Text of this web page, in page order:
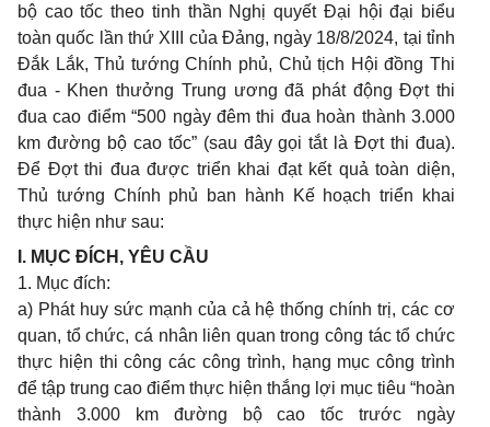
bộ cao tốc theo tinh thần Nghị quyết Đại hội đại biểu
toàn quốc lần thứ XIII của Đảng, ngày 18/8/2024, tại tỉnh
Đắk Lắk, Thủ tướng Chính phủ, Chủ tịch Hội đồng Thi
đua - Khen thưởng Trung ương đã phát động Đợt thi
đua cao điểm “500 ngày đêm thi đua hoàn thành 3.000
km đường bộ cao tốc” (sau đây gọi tắt là Đợt thi đua).
Để Đợt thi đua được triển khai đạt kết quả toàn diện,
Thủ tướng Chính phủ ban hành Kế hoạch triển khai
thực hiện như sau:
I. MỤC ĐÍCH, YÊU CẦU
1. Mục đích:
a) Phát huy sức mạnh của cả hệ thống chính trị, các cơ
quan, tổ chức, cá nhân liên quan trong công tác tổ chức
thực hiện thi công các công trình, hạng mục công trình
để tập trung cao điểm thực hiện thắng lợi mục tiêu “hoàn
thành 3.000 km đường bộ cao tốc trước ngày